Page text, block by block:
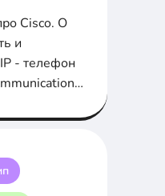
Cisco. О
и
- телефон